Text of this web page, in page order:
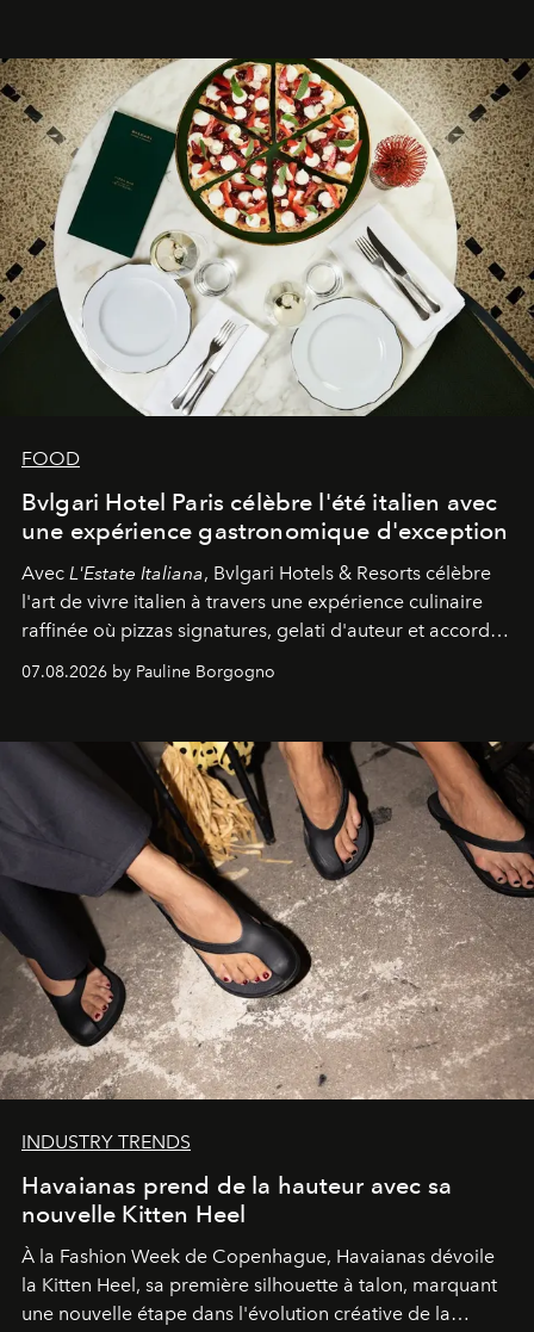
FOOD
Bvlgari Hotel Paris célèbre l'été italien avec
une expérience gastronomique d'exception
Avec L'Estate Italiana, Bvlgari Hotels & Resorts célèbre
l'art de vivre italien à travers une expérience culinaire
raffinée où pizzas signatures, gelati d'auteur et accords
07.08.2026 by Pauline Borgogno
INDUSTRY TRENDS
Havaianas prend de la hauteur avec sa
nouvelle Kitten Heel
À la Fashion Week de Copenhague, Havaianas dévoile
la Kitten Heel, sa première silhouette à talon, marquant
une nouvelle étape dans l'évolution créative de la